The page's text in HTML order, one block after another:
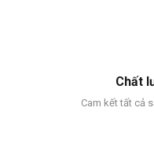
Chất
Cam kết tất cả